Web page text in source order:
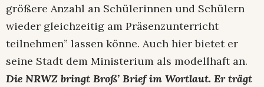
größere Anzahl an Schülerinnen und Schülern
wieder gleichzeitig am Präsenzunterricht
teilnehmen” lassen könne. Auch hier bietet er
seine Stadt dem Ministerium als modellhaft an.
Die NRWZ bringt Broß’ Brief im Wortlaut. Er trägt